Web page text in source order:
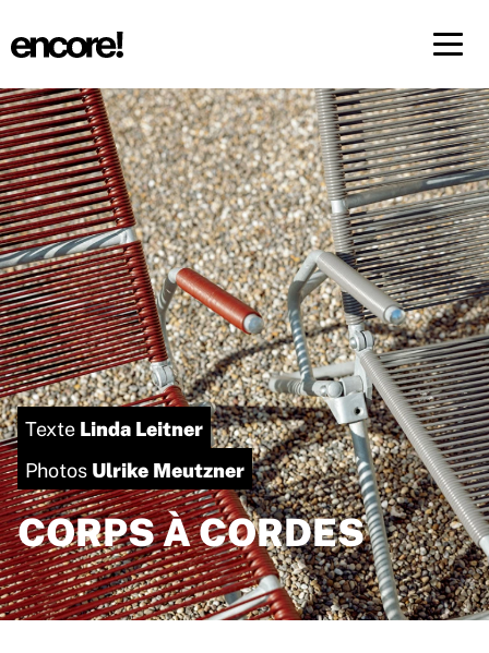
FR DE
Texte Linda Leitner
Photos Ulrike Meutzner
CORPS À CORDES